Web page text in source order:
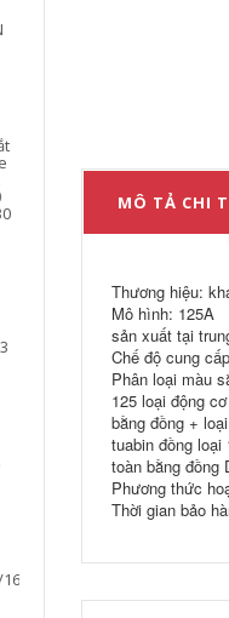
16IR/22ER/22IR
20 200 250
340,000
CNC High -
282,000
Trung tâm
CNC phay
được tìm
phải -
và phay lưỡi
10 12 16 20
354,000
Thanh mở
Spring Chip
C10 C16
350,000
MÔ TẢ CHI
Thương hiệu:
Mô hình: 125A
sản xuất tại
Chế độ cung
Phân loại màu
125 loại động
bằng đồng +
tuabin đồng
toàn bằng đồng
Phương thức
Thời gian bảo